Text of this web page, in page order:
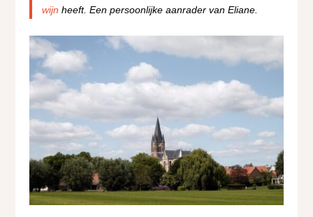
wijn heeft. Een persoonlijke aanrader van Eliane.